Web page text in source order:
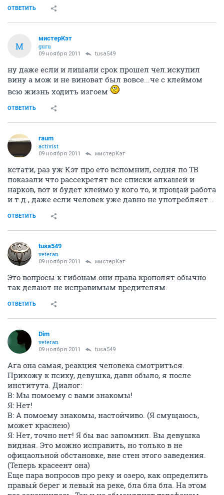
ОТВЕТИТЬ
М
мистерКэт
guru
09 ноября 2011 tusa549
ну даже если и лишали срок прошел чел.искупил
вину а мож и не виноват был вовсе...че с клеймом
всю жизнь ходить изгоем
ОТВЕТИТЬ
raum
activist
09 ноября 2011 мистерКэт
кстати, раз уж Кэт про ето вспомнил, седня по ТВ
показали что рассекретят все списки алкашей и
нарков, вот и будет клеймо у кого то, и прощай работа
и т.д., даже если человек уже давно не употребляет...
ОТВЕТИТЬ
tusa549
veteran
09 ноября 2011 мистерКэт
Это вопросы к гибонам.они права крополят.обычно
так делают не исправимым вредителям.
ОТВЕТИТЬ
Dim
veteran
09 ноября 2011 tusa549
Ага она самая, реакция человека смотриться.
Прихожу к психу, девушка, давн обыло, я после
института. Диалог:
В: Мы помоему с вами знакомы!
Я: Нет!
В: А помоему знакомы, настойчиво. (Я смущаюсь,
может краснею)
Я: Нет, точно нет! Я бы вас запомнил. Вы девушка
видная. Это можно исправить, но только в не
офицаольной обстановке, вне стен этого заведения.
(Теперь красеент она)
Еще пара вопросов про реку и озеро, как определить
правый берег и левый на реке, бла бла бла. На этом